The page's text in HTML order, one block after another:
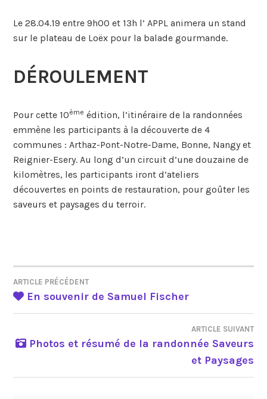
Le 28.04.19 entre 9h00 et 13h l’ APPL animera un stand
sur le plateau de Loëx pour la balade gourmande.
DÉROULEMENT
Pour cette 10ème édition, l’itinéraire de la randonnées
emmène les participants à la découverte de 4
communes : Arthaz-Pont-Notre-Dame, Bonne, Nangy et
Reignier-Esery. Au long d’un circuit d’une douzaine de
kilomètres, les participants iront d’ateliers
découvertes en points de restauration, pour goûter les
saveurs et paysages du terroir.
NAVIGATION
DE
L’ARTICLE
ARTICLE PRÉCÉDENT
En souvenir de Samuel Fischer
ARTICLE SUIVANT
Photos et résumé de la randonnée Saveurs
et Paysages